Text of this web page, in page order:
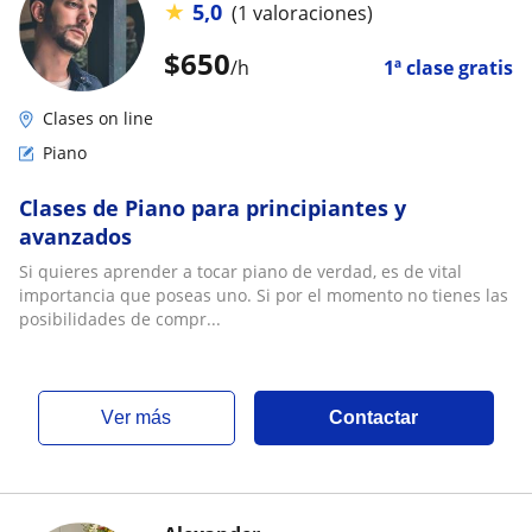
$650/h 1ª clase gratis
★ 5,0 (1 valoraciones)
Clases on line
Piano
Clases de Piano para principiantes y
avanzados
Si quieres aprender a tocar piano de verdad, es de vital
importancia que poseas uno. Si por el momento no tienes las
posibilidades de compr...
ver más Contactar